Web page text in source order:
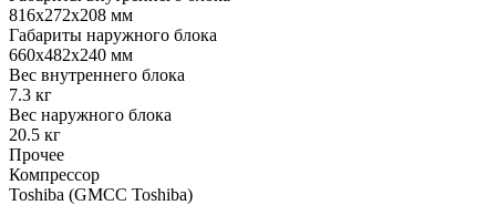
816x272x208 мм
Габариты наружного блока
660x482x240 мм
Вес внутреннего блока
7.3 кг
Вес наружного блока
20.5 кг
Прочее
Компрессор
Toshiba (GMCC Toshiba)